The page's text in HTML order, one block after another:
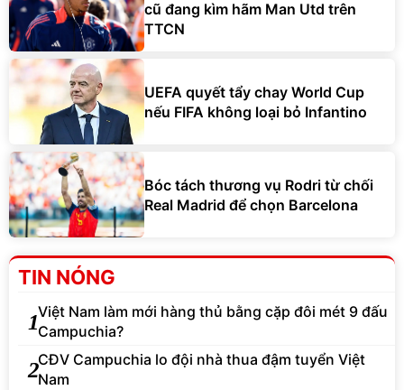
cũ đang kìm hãm Man Utd trên
TTCN
UEFA quyết tẩy chay World Cup
nếu FIFA không loại bỏ Infantino
Bóc tách thương vụ Rodri từ chối
Real Madrid để chọn Barcelona
TIN NÓNG
1Việt Nam làm mới hàng thủ bằng cặp đôi mét 9 đấu
Campuchia?
2CĐV Campuchia lo đội nhà thua đậm tuyển Việt
Nam